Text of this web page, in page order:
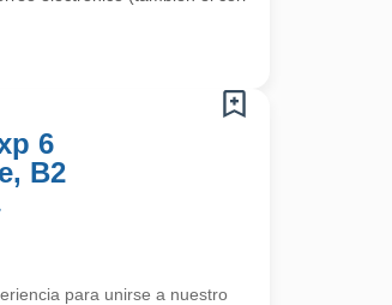
6
B2
para unirse a nuestro